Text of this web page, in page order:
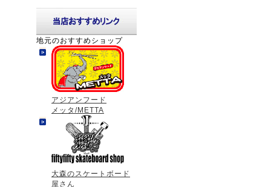
地元のおすすめショップ
アジアンフード
メッタ/METTA
大森のスケートボード
屋さん